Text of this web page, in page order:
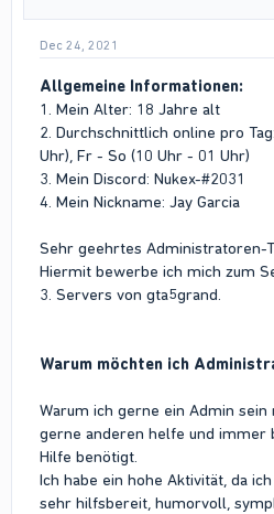
Dec 24, 2021
Allgemeine Informationen:
1. Mein Alter: 18 Jahre alt
2. Durchschnittlich online pro
Uhr), Fr - So (10 Uhr - 01 Uhr)
3. Mein Discord: Nukex-#2031
4. Mein Nickname: Jay Garcia
Sehr geehrtes Administratoren-
Hiermit bewerbe ich mich zum
3. Servers von gta5grand.
Warum möchten ich
Warum ich gerne ein Admin
gerne anderen helfe und immer
Hilfe benötigt.
Ich habe ein hohe Aktivität, da
sehr hilfsbereit, humorvoll,